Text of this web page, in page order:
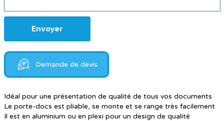
Demande de devis
Idéal pour une présentation de qualité de tous vos documents
Le porte-docs est pliable, se monte et se range très facilement
Il est en aluminium ou en plexi pour un design de qualité